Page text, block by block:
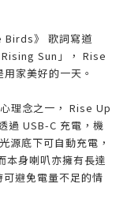
》 歌詞寫道
Sun」， Rise
家美好的一天。
理念之一， Rise Up
過 USB-C 充電，機
源底下可自動充電，
本身喇叭亦擁有長達
避免電量不足的情